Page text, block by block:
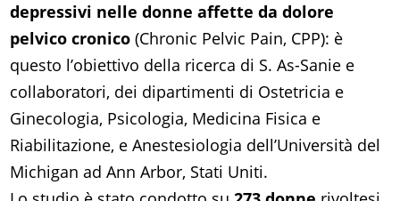
depressivi nelle donne affette da dolore
pelvico cronico (Chronic Pelvic Pain, CPP): è
questo l’obiettivo della ricerca di S. As-Sanie e
collaboratori, dei dipartimenti di Ostetricia e
Ginecologia, Psicologia, Medicina Fisica e
Riabilitazione, e Anestesiologia dell’Università del
Michigan ad Ann Arbor, Stati Uniti.